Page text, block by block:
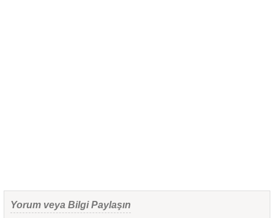
Yorum veya Bilgi Paylaşın